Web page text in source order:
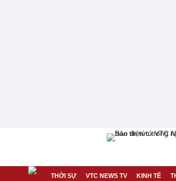
THỜI SỰ VTC NEWS TV KINH TẾ